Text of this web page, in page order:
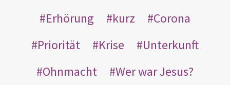
Erhörung
kurz
Corona
Priorität
Krise
Unterkunft
Ohnmacht
Wer war Jesus?